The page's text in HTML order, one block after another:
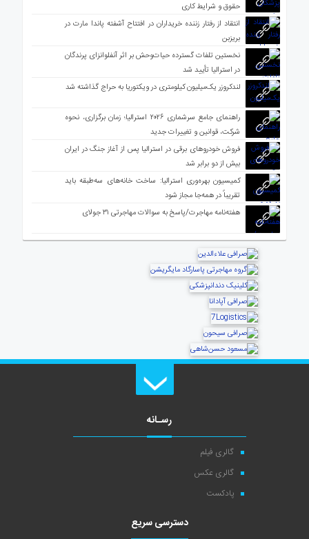
حقوق و شرایط کاری
انتقاد از رفتار زننده خریداران در افتتاح آشفته پاندا مارت در
بریزبن
نخستین تلفات گسترده حیات‌وحش بر اثر آنفلوانزای پرندگان
در استرالیا تأیید شد
لندکروزر یک‌میلیون کیلومتری در ویکتوریا به حراج گذاشته شد
راهنمای جامع سرشماری ۲۰۲۶ استرالیا؛ زمان برگزاری، نحوه
شرکت، قوانین و تغییرات جدید
فروش خودروهای برقی در استرالیا پس از آغاز جنگ در ایران
بیش از دو برابر شد
کمیسیون بهره‌وری استرالیا: ساخت خانه‌های سه‌طبقه باید
تقریباً در همه‌جا مجاز شود
هفته‌نامه مهاجرت/پاسخ به سوالات مهاجرتی ۳۱ جولای
رسـانه
گالری فیلم
گالری عکس
پادکست
دسترسی سریع